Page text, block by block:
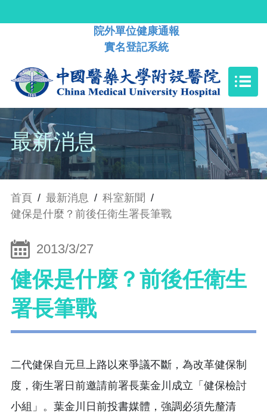
院外單位健康通報
實名登記系統
最新消息
首頁 / 最新消息 / 科室新聞 /
健保是什麼？前後任衛生署長筆戰
2013/3/27
健保是什麼？前後任衛生
署長筆戰
二代健保自元旦上路以來爭議不斷，為改革健保制
度，衛生署日前邀請前署長葉金川成立「健保檢討
小組」。葉金川日前投書媒體，強調必須先釐清